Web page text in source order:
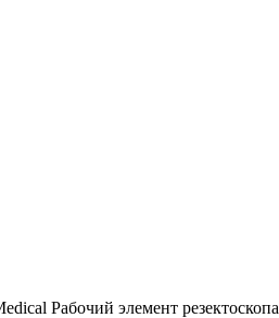
Рабочий элемент резектоскопа